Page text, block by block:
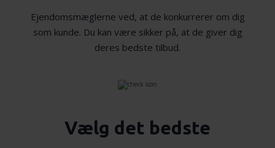
Ejendomsmæglerne ved, at de konkurrerer om dig
som kunde. Du kan være sikker på, at de giver dig
deres bedste tilbud.
Vælg det bedste